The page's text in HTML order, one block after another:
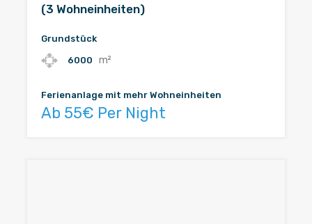
(3 Wohneinheiten)
Grundstück
6000 m²
Ferienanlage mit mehr Wohneinheiten
Ab 55€ Per Night